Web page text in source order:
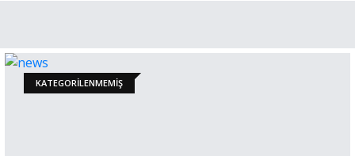
KATEGORILENMEMIŞ